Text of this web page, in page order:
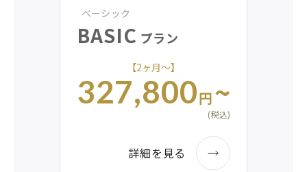
ベーシック
BASIC プラン
【2ヶ月〜】
327,800円~
(税込)
詳細を見る